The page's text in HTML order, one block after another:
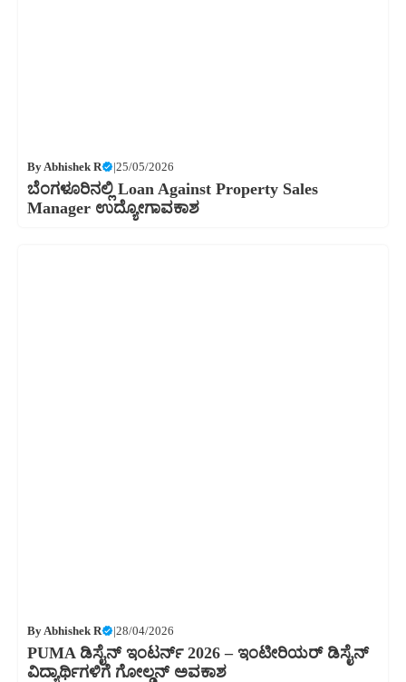
ByAbhishek R |25/05/2026
ಬೆಂಗಳೂರಿನಲ್ಲಿ Loan Against Property Sales
Manager ಉದ್ಯೋಗಾವಕಾಶ
ByAbhishek R |28/04/2026
PUMA ಡಿಸೈನ್ ಇಂಟರ್ನ್ 2026 – ಇಂಟೀರಿಯರ್ ಡಿಸೈನ್
ವಿದ್ಯಾರ್ಥಿಗಳಿಗೆ ಗೋಲ್ಡನ್ ಅವಕಾಶ